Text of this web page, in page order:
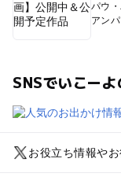
パウ
アン
SNSでいこーよ
お役立ち情報や